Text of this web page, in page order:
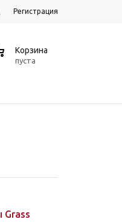
Регистрация
Корзина
пуста
Grass